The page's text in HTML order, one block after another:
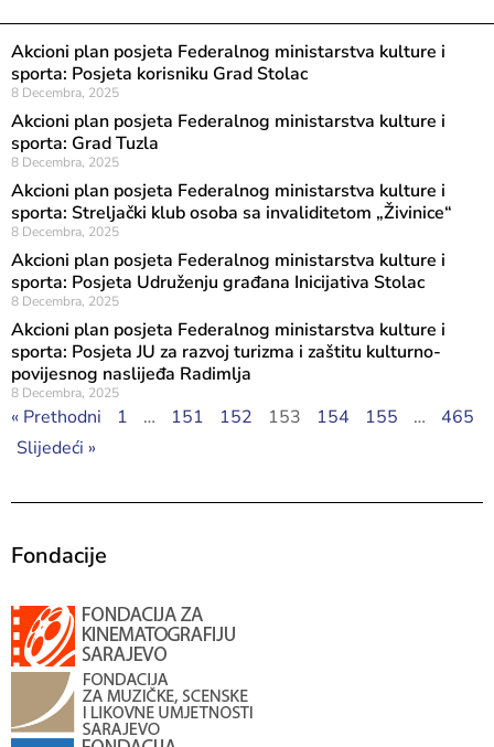
Akcioni plan posjeta Federalnog ministarstva kulture i
sporta: Posjeta korisniku Grad Stolac
8 Decembra, 2025
Akcioni plan posjeta Federalnog ministarstva kulture i
sporta: Grad Tuzla
8 Decembra, 2025
Akcioni plan posjeta Federalnog ministarstva kulture i
sporta: Streljački klub osoba sa invaliditetom „Živinice“
8 Decembra, 2025
Akcioni plan posjeta Federalnog ministarstva kulture i
sporta: Posjeta Udruženju građana Inicijativa Stolac
8 Decembra, 2025
Akcioni plan posjeta Federalnog ministarstva kulture i
sporta: Posjeta JU za razvoj turizma i zaštitu kulturno-
povijesnog naslijeđa Radimlja
8 Decembra, 2025
« Prethodni 1 … 151 152 153 154 155 …
465
Slijedeći »
Fondacije